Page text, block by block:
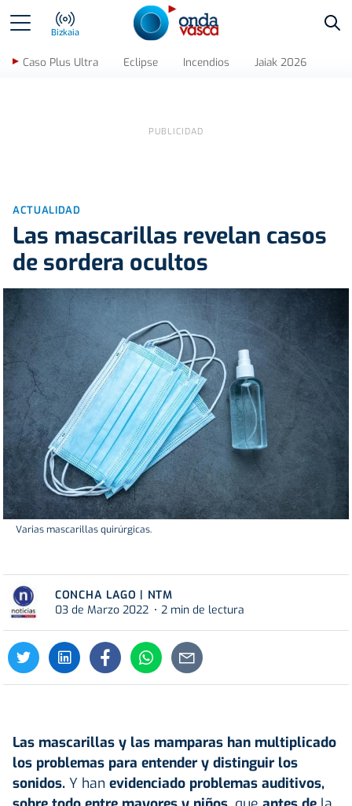
Bizkaia
Caso Plus Ultra Eclipse Incendios Jaiak 2026
ACTUALIDAD
Las mascarillas revelan casos
de sordera ocultos
Varias mascarillas quirúrgicas.
CONCHA LAGO | NTM
03 de Marzo 2022
2 min de lectura
Las mascarillas y las mamparas han multiplicado
los problemas para entender y distinguir los
sonidos. Y han evidenciado problemas auditivos,